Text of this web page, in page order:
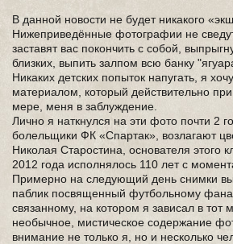
В данной новости не будет никакого
Нижеприведённые фотографии не
заставят вас покончить с собой,
близких, выпить залпом всю банку
Никаких детских попыток напугать, я
материалом, который действительно
мере, меня в заблуждение.
Лично я наткнулся на эти фото почти 2
болельщики ФК «Спартак», возлагают
Николая Старостина, основателя этого
2012 года исполнялось 110 лет с
Примерно на следующий день снимки
паблик посвященный футбольному
связанному, на котором я зависал в тот
необычное, мистическое содержание
внимание не только я, но и несколько